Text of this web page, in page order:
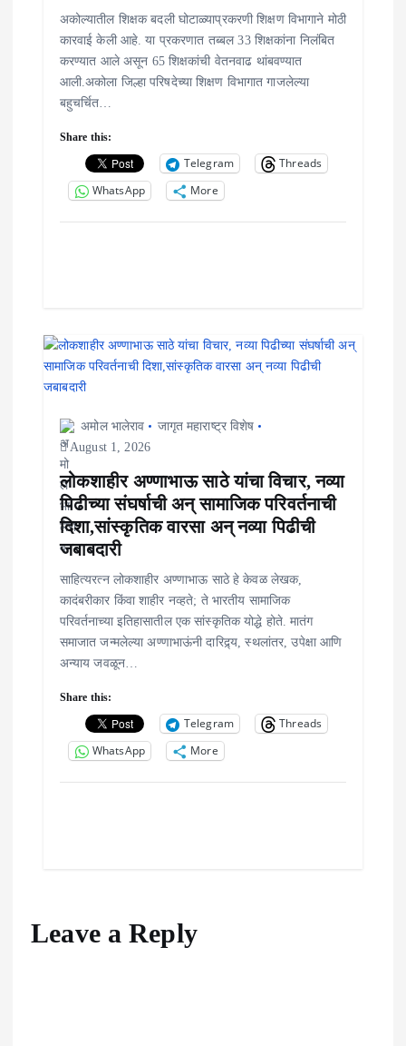
अकोल्यातील शिक्षक बदली घोटाळ्याप्रकरणी शिक्षण विभागाने मोठी
कारवाई केली आहे. या प्रकरणात तब्बल 33 शिक्षकांना निलंबित
करण्यात आले असून 65 शिक्षकांची वेतनवाढ थांबवण्यात
आली.अकोला जिल्हा परिषदेच्या शिक्षण विभागात गाजलेल्या
बहुचर्चित…
Share this:
Telegram
Threads
WhatsApp
More
अमोल भालेराव
जागृत महाराष्ट्र विशेष
August 1, 2026
लोकशाहीर अण्णाभाऊ साठे यांचा विचार, नव्या
पिढीच्या संघर्षाची अन् सामाजिक परिवर्तनाची
दिशा,सांस्कृतिक वारसा अन् नव्या पिढीची
जबाबदारी
साहित्यरत्न लोकशाहीर अण्णाभाऊ साठे हे केवळ लेखक,
कादंबरीकार किंवा शाहीर नव्हते; ते भारतीय सामाजिक
परिवर्तनाच्या इतिहासातील एक सांस्कृतिक योद्धे होते. मातंग
समाजात जन्मलेल्या अण्णाभाऊंनी दारिद्र्य, स्थलांतर, उपेक्षा आणि
अन्याय जवळून…
Share this:
Telegram
Threads
WhatsApp
More
Leave a Reply